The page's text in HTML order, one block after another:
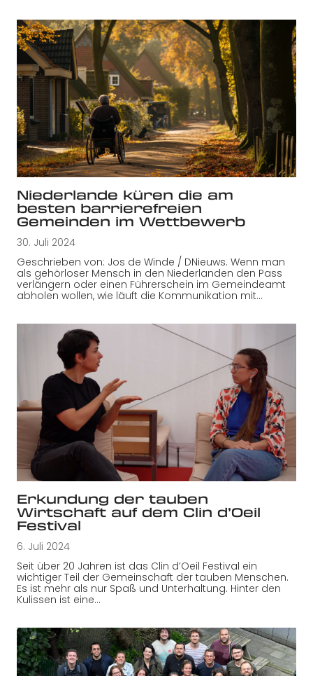
Niederlande küren die am
besten barrierefreien
Gemeinden im Wettbewerb
30. Juli 2024
Geschrieben von: Jos de Winde / DNieuws. Wenn man
als gehörloser Mensch in den Niederlanden den Pass
verlängern oder einen Führerschein im Gemeindeamt
abholen wollen, wie läuft die Kommunikation mit…
Erkundung der tauben
Wirtschaft auf dem Clin d’Oeil
Festival
6. Juli 2024
Seit über 20 Jahren ist das Clin d’Oeil Festival ein
wichtiger Teil der Gemeinschaft der tauben Menschen.
Es ist mehr als nur Spaß und Unterhaltung. Hinter den
Kulissen ist eine…